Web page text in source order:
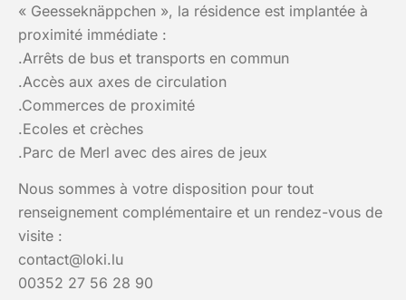
« Geesseknäppchen », la résidence est implantée à
proximité immédiate :
.Arrêts de bus et transports en commun
.Accès aux axes de circulation
.Commerces de proximité
.Ecoles et crèches
.Parc de Merl avec des aires de jeux
Nous sommes à votre disposition pour tout
renseignement complémentaire et un rendez-vous de
visite :
contact@loki.lu
00352 27 56 28 90